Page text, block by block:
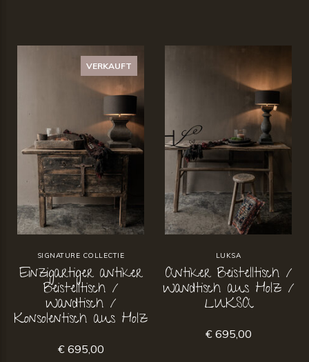
VERKAUFT
SIGNATURE COLLECTIE
Einzigartiger antiker
Beistelltisch /
Wandtisch /
Konsolentisch aus Holz
€ 695,00
LUKSA
Antiker Beistelltisch /
Wandtisch aus Holz /
LUKSA
€ 695,00